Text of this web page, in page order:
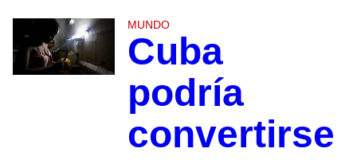
MUNDO
Cuba
podría
convertirse